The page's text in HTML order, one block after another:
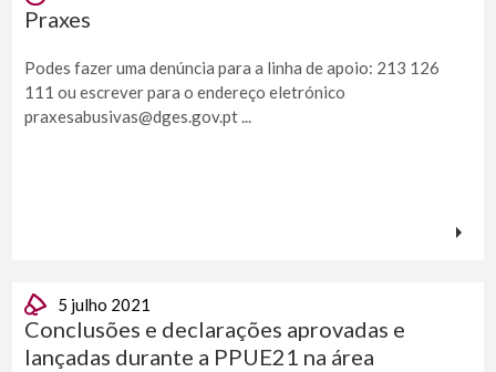
Praxes
Podes fazer uma denúncia para a linha de apoio: 213 126
111 ou escrever para o endereço eletrónico
praxesabusivas@dges.gov.pt ...
5 julho 2021
Conclusões e declarações aprovadas e
lançadas durante a PPUE21 na área